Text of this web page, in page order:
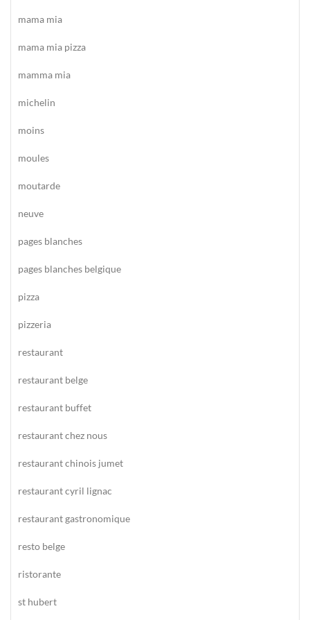
mama mia
mama mia pizza
mamma mia
michelin
moins
moules
moutarde
neuve
pages blanches
pages blanches belgique
pizza
pizzeria
restaurant
restaurant belge
restaurant buffet
restaurant chez nous
restaurant chinois jumet
restaurant cyril lignac
restaurant gastronomique
resto belge
ristorante
st hubert